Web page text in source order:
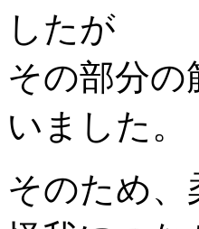
したが
その部分
いました。
そのため